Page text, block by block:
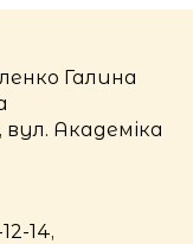
Галина
вул. Академіка
14,